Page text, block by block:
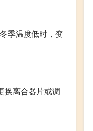
季温度低时，变
换离合器片或调